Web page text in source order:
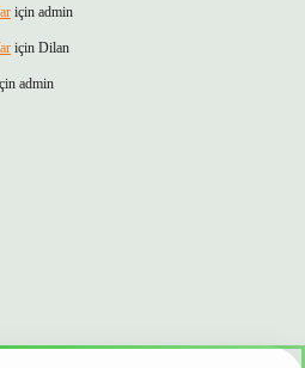
için admin
için Dilan
admin